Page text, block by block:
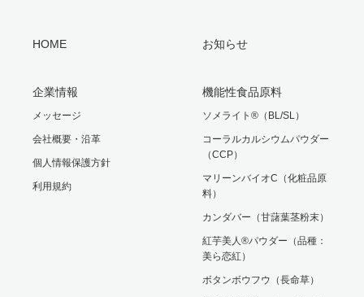
HOME お知らせ
企業情報
メッセージ
会社概要・沿革
個人情報保護方針
利用規約
機能性食品原料
ソメライト®（BL/SL）
コーラルカルシウムパウダー
（CCP）
マリーンバイオC（化粧品原
料）
カンダバー（甘藷葉茎粉末）
紅芋美人®パウダー（品種：
美ら恋紅）
ボタンボウフウ（長命草）